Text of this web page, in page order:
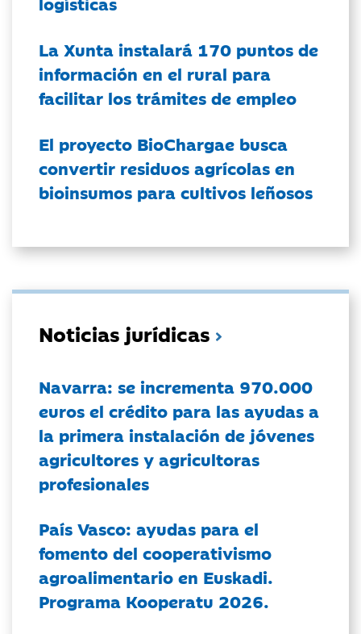
La Xunta instalará 170 puntos de
información en el rural para
facilitar los trámites de empleo
El proyecto BioChargae busca
convertir residuos agrícolas en
bioinsumos para cultivos leñosos
Noticias jurídicas
Navarra: se incrementa 970.000
euros el crédito para las ayudas a
la primera instalación de jóvenes
agricultores y agricultoras
profesionales
País Vasco: ayudas para el
fomento del cooperativismo
agroalimentario en Euskadi.
Programa Kooperatu 2026.